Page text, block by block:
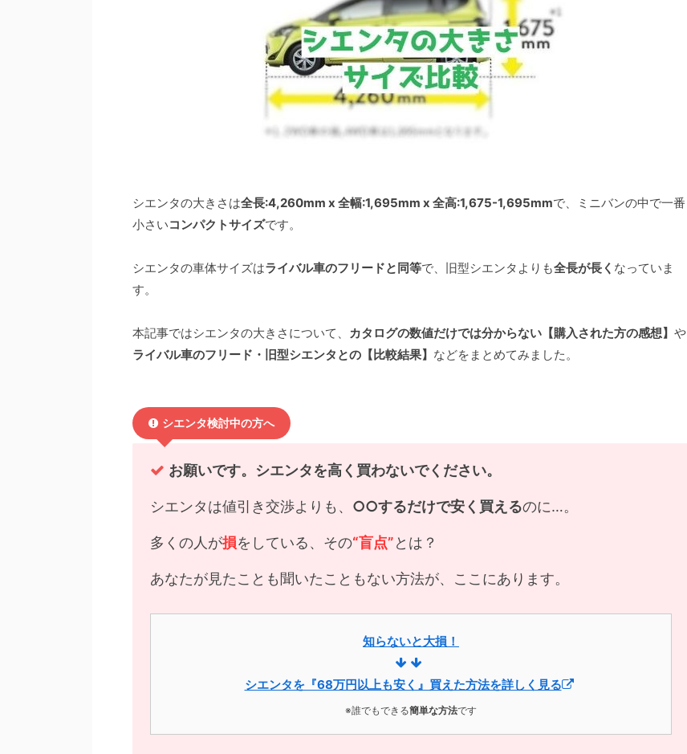
シエンタの大きさは全長:4,260mm x 全幅:1,695mm x 全高:1,675-1,695mmで、ミニバンの中で一番
小さいコンパクトサイズです。
シエンタの車体サイズはライバル車のフリードと同等で、旧型シエンタよりも全長が長く なっていま
す。
本記事ではシエンタの大きさについて、 カタログの数値だけでは分からない【購入された方の感想】 や
ライバル車のフリード・旧型シエンタとの【比較結果】 などをまとめてみました。
シエンタ検討中の方へ
お願いです。シエンタを高く買わないでください。
シエンタは値引き交渉よりも、 ○○するだけで安く買えるのに…。
多くの人が損をしている、その“盲点”とは？
あなたが見たことも聞いたこともない方法が、ここにあります。
知らないと大損！
シエンタを『68万円以上も安く』買えた方法を詳しく見る
※誰でもできる簡単な方法です